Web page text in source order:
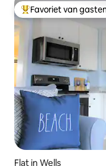
Topfavoriet van
Favoriet van
Flat in Wells